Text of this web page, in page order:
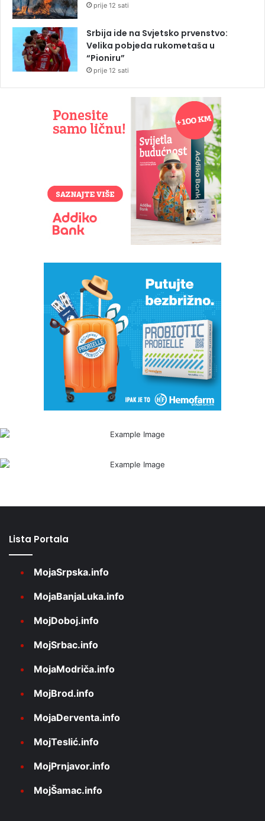
prije 12 sati
Srbija ide na Svjetsko prvenstvo:
Velika pobjeda rukometaša u
“Pioniru”
prije 12 sati
Lista Portala
MojaSrpska.info
MojaBanjaLuka.info
MojDoboj.info
MojSrbac.info
MojaModriča.info
MojBrod.info
MojaDerventa.info
MojTeslić.info
MojPrnjavor.info
MojŠamac.info